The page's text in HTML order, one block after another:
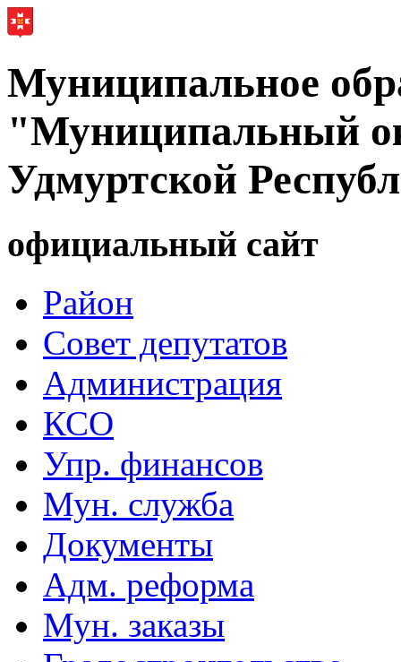
Муниципальное
"Муниципальный
Удмуртской
официальный сайт
Район
Совет депутатов
Администрация
КСО
Упр. финансов
Мун. служба
Документы
Адм. реформа
Мун. заказы